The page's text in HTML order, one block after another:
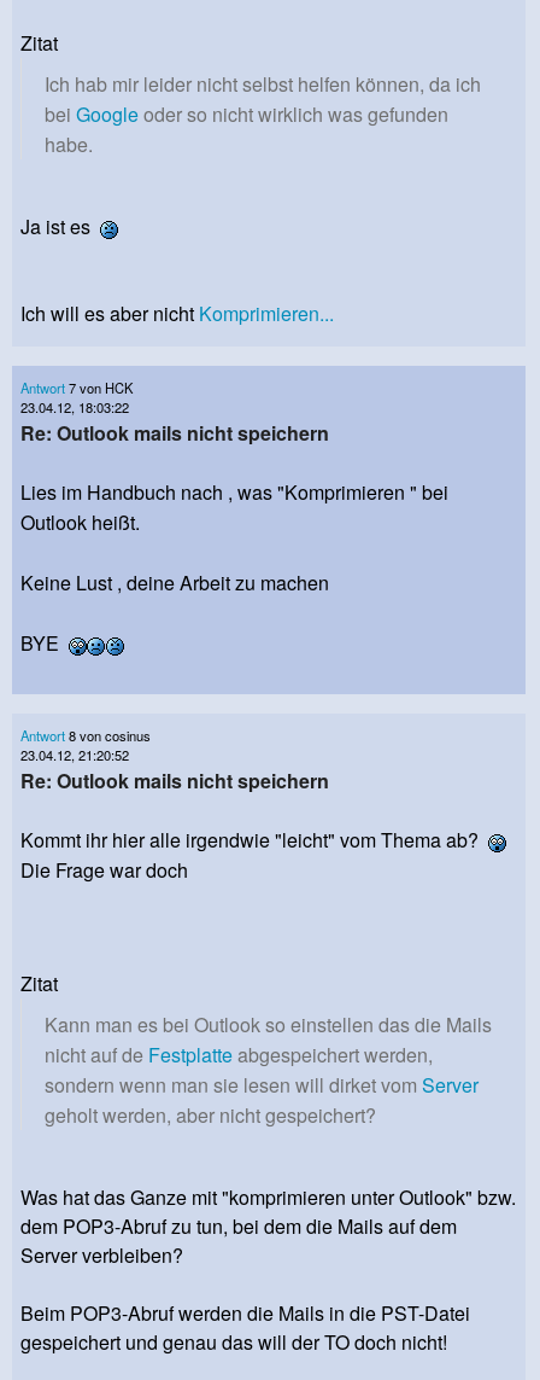
Zitat
Ich hab mir leider nicht selbst helfen können, da ich
bei Googleoder so nicht wirklich was gefunden
habe.
Ja ist es
Ich will es aber nicht Komprimieren...
Antwort7 von HCK
23.04.12, 18:03:22
Re: Outlook mails nicht speichern
Lies im Handbuch nach , was "Komprimieren " bei
Outlook heißt.
Keine Lust , deine Arbeit zu machen
BYE
Antwort8 von cosinus
23.04.12, 21:20:52
Re: Outlook mails nicht speichern
Kommt ihr hier alle irgendwie "leicht" vom Thema ab?
Die Frage war doch
Zitat
Kann man es bei Outlook so einstellen das die Mails
nicht auf de Festplatteabgespeichert werden,
sondern wenn man sie lesen will dirket vom Server
geholt werden, aber nicht gespeichert?
Was hat das Ganze mit "komprimieren unter Outlook" bzw.
dem POP3-Abruf zu tun, bei dem die Mails auf dem
Server verbleiben?
Beim POP3-Abruf werden die Mails in die PST-Datei
gespeichert und genau das will der TO doch nicht!